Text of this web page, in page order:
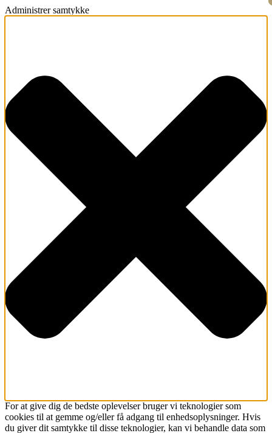
Administrer samtykke
For at give dig de bedste oplevelser bruger vi teknologier som
cookies til at gemme og/eller få adgang til enhedsoplysninger. Hvis
du giver dit samtykke til disse teknologier, kan vi behandle data som